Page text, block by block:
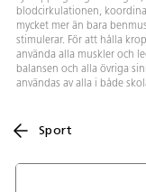
blodcirkulationen,
mycket mer än bara
stimulerar. För att hålla
använda alla muskler och
balansen och alla övriga
användas av alla i både
Sport